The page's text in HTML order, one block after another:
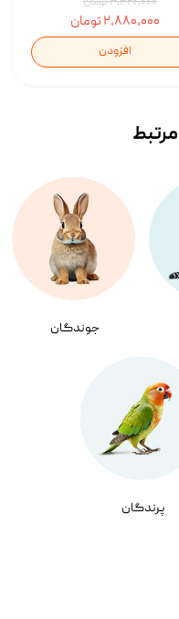
۲,۸۸۰,۰۰۰ تومان
افزودن
جوندگان
پرندگان